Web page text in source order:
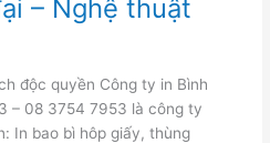
– Nghệ thuật
độc quyền Công ty in Bình
– 08 3754 7953 là công ty
In bao bì hôp giấy, thùng